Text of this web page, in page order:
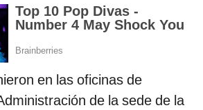
en las oficinas de
de la sede de la